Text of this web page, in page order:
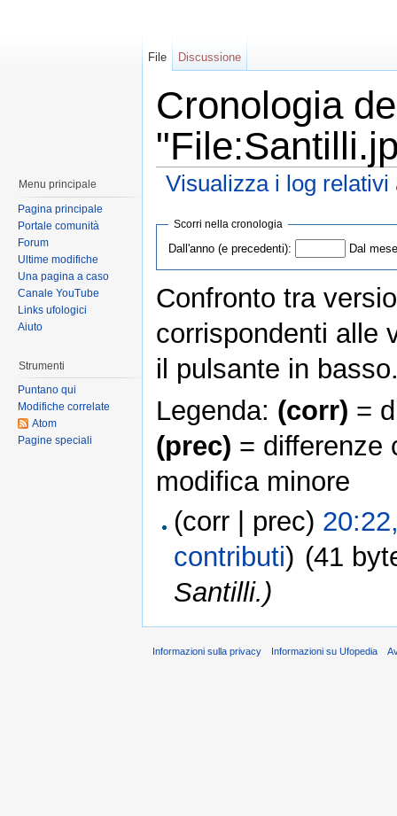
Cronologia
Visualizza i log relativi
Scorri nella cronologia
Dall'anno (e precedenti): Dal
Confronto tra
corrispondenti alle
il pulsante in
Legenda: (corr) =
(prec) = differenze
modifica minore
(corr | prec)
contributi) (41
Santilli.)
File Discussione
Menu principale
Pagina principale
Portale comunità
Forum
Ultime modifiche
Una pagina a caso
Canale YouTube
Links ufologici
Aiuto
Strumenti
Puntano qui
Modifiche correlate
Atom
Pagine speciali
Informazioni sulla privacy Informazioni su Ufopedia